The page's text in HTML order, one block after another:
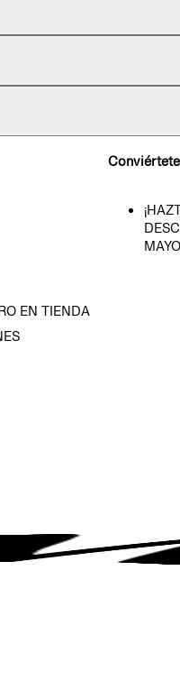
EN TIENDA